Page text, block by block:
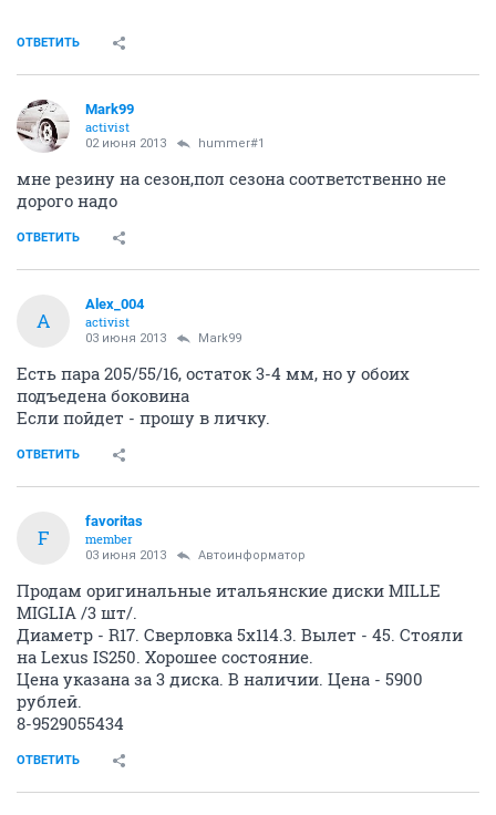
ОТВЕТИТЬ
Mark99
activist
02 июня 2013 hummer#1
мне резину на сезон,пол сезона соответственно не
дорого надо
ОТВЕТИТЬ
A
Alex_004
activist
03 июня 2013 Mark99
Есть пара 205/55/16, остаток 3-4 мм, но у обоих
подъедена боковина
Если пойдет - прошу в личку.
ОТВЕТИТЬ
F
favoritas
member
03 июня 2013 Автоинформатор
Продам оригинальные итальянские диски MILLE
MIGLIA /3 шт/.
Диаметр - R17. Сверловка 5х114.3. Вылет - 45. Стояли
на Lexus IS250. Хорошее состояние.
Цена указана за 3 диска. В наличии. Цена - 5900
рублей.
8-9529055434
ОТВЕТИТЬ